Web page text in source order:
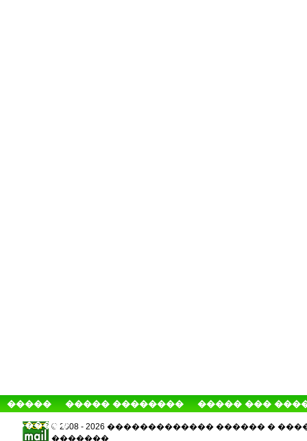
����� ����� �������� ����� ���
�������© 2008 - 2026 ������������� ������ �
�������